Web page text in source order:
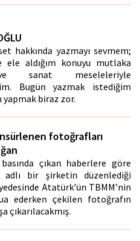
hakkında yazmayı sevmem;
ele aldığım konuyu mutlaka
sanat meseleleriyle
Bugün yazmak istediğim
yapmak biraz zor.
fotoğrafları
çıkan haberlere göre
bir şirketin düzenlediği
Atatürk’ün TBMM’nin
ederken çekilen fotoğrafın
çıkarılacakmış.